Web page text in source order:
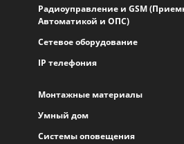
Радиоуправление и GSM
Автоматикой и ОПС)
Сетевое оборудование
IP телефония
Монтажные материалы
Умный дом
Системы оповещения